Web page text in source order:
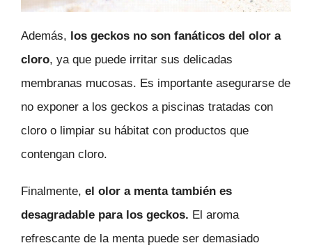
Además, los geckos no son fanáticos del olor a
cloro, ya que puede irritar sus delicadas
membranas mucosas. Es importante asegurarse de
no exponer a los geckos a piscinas tratadas con
cloro o limpiar su hábitat con productos que
contengan cloro.
Finalmente, el olor a menta también es
desagradable para los geckos. El aroma
refrescante de la menta puede ser demasiado